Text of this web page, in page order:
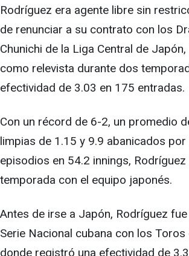
Rodríguez era agente libre sin
de renunciar a su contrato con los
Chunichi de la Liga Central de
como relevista durante dos
efectividad de 3.03 en 175 entradas.
Con un récord de 6-2, un promedio
limpias de 1.15 y 9.9 abanicados por
episodios en 54.2 innings,
temporada con el equipo japonés.
Antes de irse a Japón, Rodríguez
Serie Nacional cubana con los Toros
donde registró una efectividad de